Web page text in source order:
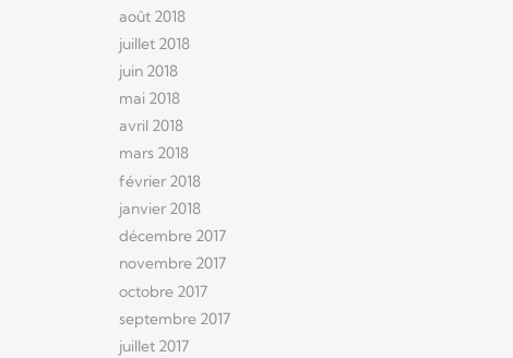
août 2018
juillet 2018
juin 2018
mai 2018
avril 2018
mars 2018
février 2018
janvier 2018
décembre 2017
novembre 2017
octobre 2017
septembre 2017
juillet 2017